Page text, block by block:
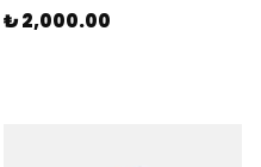
₺ 2,000.00